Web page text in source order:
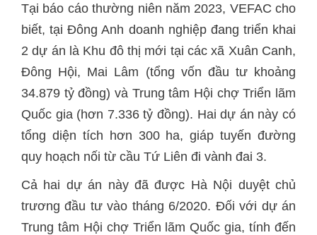
Tại báo cáo thường niên năm 2023, VEFAC cho
biết, tại Đông Anh doanh nghiệp đang triển khai
2 dự án là Khu đô thị mới tại các xã Xuân Canh,
Đông Hội, Mai Lâm (tổng vốn đầu tư khoảng
34.879 tỷ đồng) và Trung tâm Hội chợ Triển lãm
Quốc gia (hơn 7.336 tỷ đồng). Hai dự án này có
tổng diện tích hơn 300 ha, giáp tuyến đường
quy hoạch nối từ cầu Tứ Liên đi vành đai 3.
Cả hai dự án này đã được Hà Nội duyệt chủ
trương đầu tư vào tháng 6/2020. Đối với dự án
Trung tâm Hội chợ Triển lãm Quốc gia, tính đến